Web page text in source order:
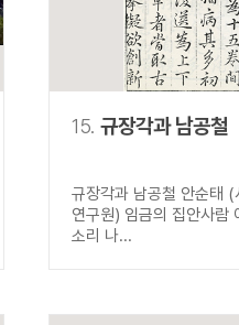
15. 규장각과 남공철
규장각과 남공철 안순태 (
연구원) 임금의 집안사람
소리 나...